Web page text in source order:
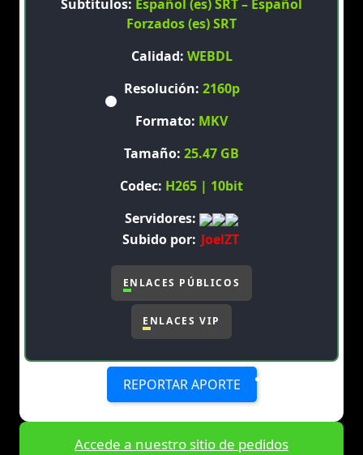
Subtítulos: Español (es) SRT – Español
Forzados (es) SRT
Calidad: WEBDL
Resolución: 2160p
Formato: MKV
Tamaño: 25.47 GB
Codec: H265 | 10bit
Servidores:
Subido por: JoelZT
ENLACES PÚBLICOS
ENLACES VIP
REPORTAR APORTE
Accede a nuestro sitio de pedidos